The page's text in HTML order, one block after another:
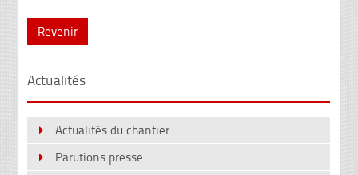
Revenir
Actualités
Actualités du chantier
Parutions presse